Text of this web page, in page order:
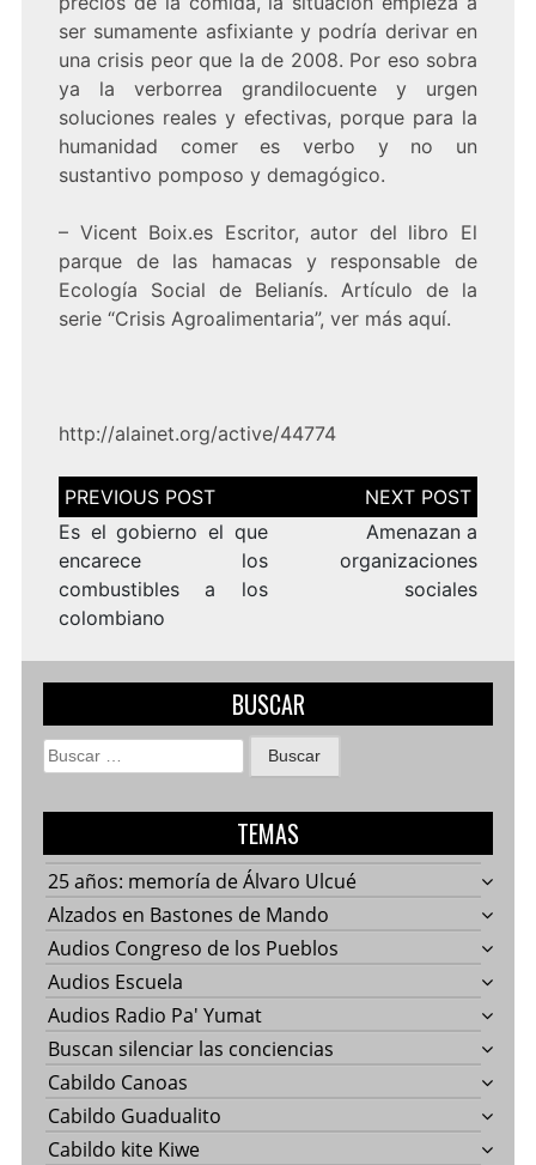
ser sumamente asfixiante y podría derivar en
una crisis peor que la de 2008. Por eso sobra
ya la verborrea grandilocuente y urgen
soluciones reales y efectivas, porque para la
humanidad comer es verbo y no un
sustantivo pomposo y demagógico.
– Vicent Boix.es Escritor, autor del libro El
parque de las hamacas y responsable de
Ecología Social de Belianís. Artículo de la
serie “Crisis Agroalimentaria”, ver más aquí.
http://alainet.org/active/44774
Navegación
de
entradas
Es el gobierno el que
encarece los
combustibles a los
colombiano
Amenazan a
organizaciones
sociales
BUSCAR
Buscar:
TEMAS
25 años: memoría de Álvaro Ulcué
Alzados en Bastones de Mando
Audios Congreso de los Pueblos
Audios Escuela
Audios Radio Pa' Yumat
Buscan silenciar las conciencias
Cabildo Canoas
Cabildo Guadualito
Cabildo kite Kiwe